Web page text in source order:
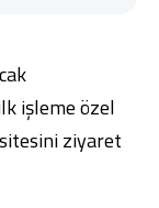
Yatırımcı İlişkileri
işleme özel
ziyaret